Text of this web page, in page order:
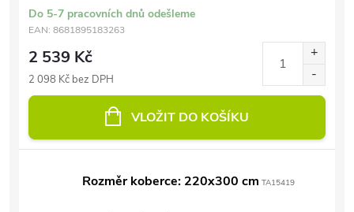
Do 5-7 pracovních dnů odešleme
EAN: 8681895183263
2 539 Kč
2 098 Kč bez DPH
VLOŽIT DO KOŠÍKU
Rozměr koberce: 220x300 cm TA15419